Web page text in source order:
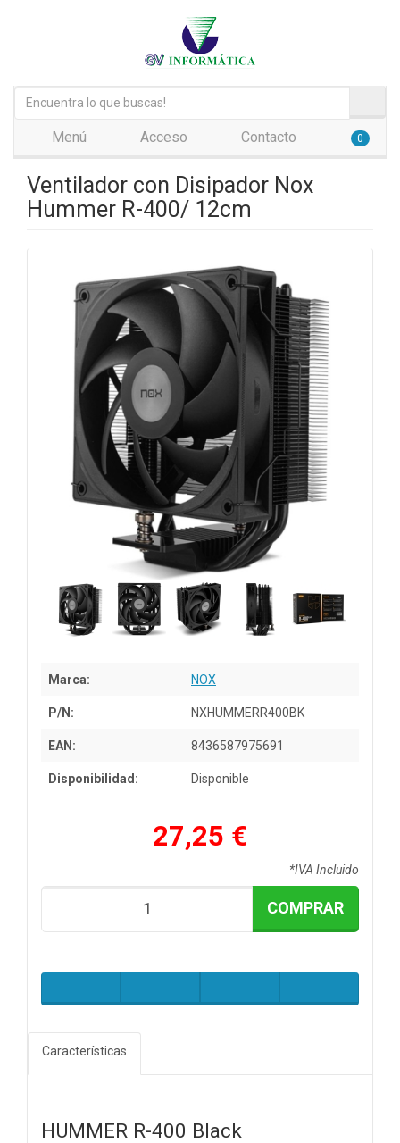
Menú Acceso Contacto 0
Ventilador con Disipador Nox
Hummer R-400/ 12cm
Marca: NOX
P/N: NXHUMMERR400BK
EAN: 8436587975691
Disponibilidad: Disponible
27,25 €
*IVA Incluido
COMPRAR
Características
HUMMER R-400 Black